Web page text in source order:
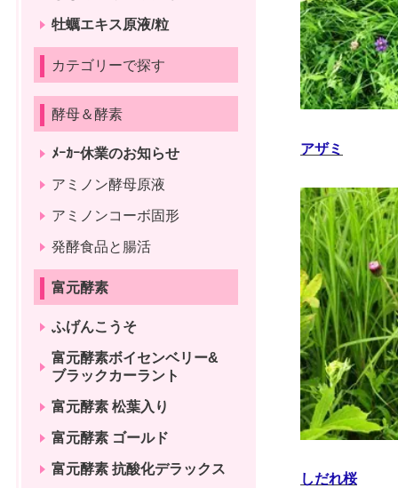
アザミ
しだれ桜
牡蠣エキス原液/粒
カテゴリーで探す
酵母＆酵素
ﾒｰｶｰ休業のお知らせ
アミノン酵母原液
アミノンコーボ固形
発酵食品と腸活
富元酵素
ふげんこうそ
富元酵素ボイセンベリー&
ブラックカーラント
富元酵素 松葉入り
富元酵素 ゴールド
富元酵素 抗酸化デラックス